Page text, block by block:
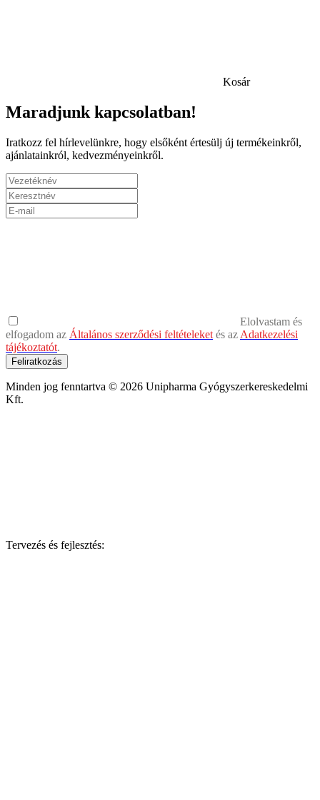
Kosár
Maradjunk kapcsolatban!
Iratkozz fel hírlevelünkre, hogy elsőként értesülj új termékeinkről,
ajánlatainkról, kedvezményeinkről.
Elolvastam és
elfogadom az Általános szerződési feltételeket és az Adatkezelési
tájékoztatót.
Feliratkozás
Minden jog fenntartva © 2026 Unipharma Gyógyszerkereskedelmi
Kft.
Tervezés és fejlesztés: